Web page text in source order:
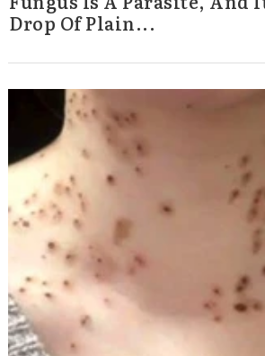
Drop Of Plain...
Search